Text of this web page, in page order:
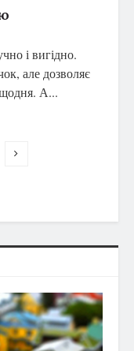
і вигідно.
але дозволяє
А...